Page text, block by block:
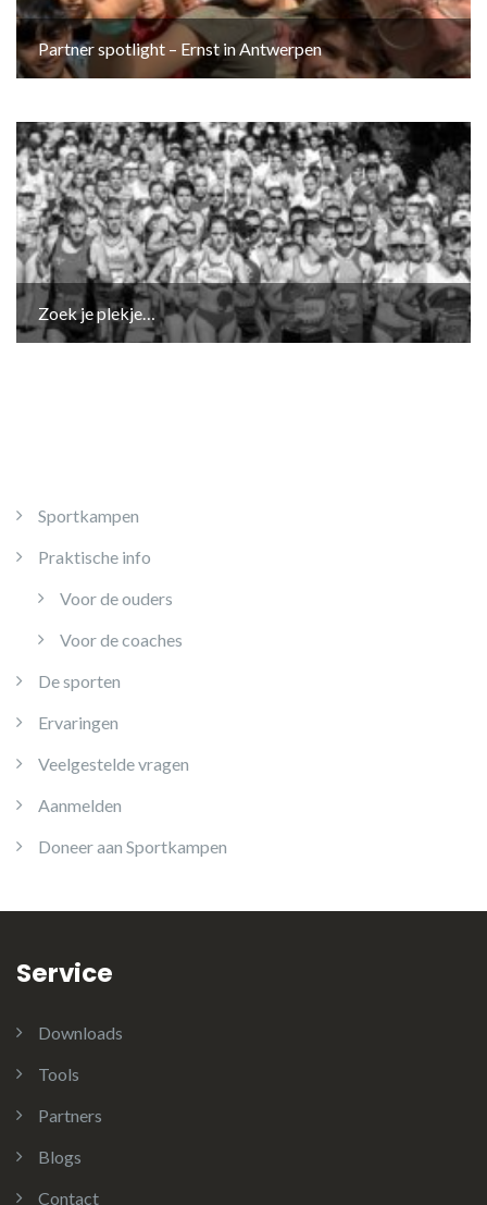
Partner spotlight – Ernst in Antwerpen
Zoek je plekje…
Sportkampen
Praktische info
Voor de ouders
Voor de coaches
De sporten
Ervaringen
Veelgestelde vragen
Aanmelden
Doneer aan Sportkampen
Service
Downloads
Tools
Partners
Blogs
Contact